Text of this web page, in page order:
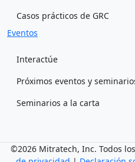
Casos prácticos de GRC
Eventos
Interactúe
Próximos eventos y
Seminarios a la carta
©2026 Mitratech, Inc. Todos